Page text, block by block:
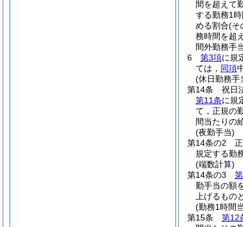
間を超えて
する勤務1
める割合(そ
務時間を超
間外勤務手
6
第3項に規
ては， 同項
(休日勤務手
第14条
祝日
第11条に規
て，正規の
間当たりの
(夜勤手当)
第14条の2
規定する勤
(端数計算)
第14条の3
勤手当の額
上げるもの
(勤務1時間
第15条
第12